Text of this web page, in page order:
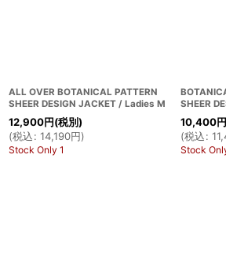
ALL OVER BOTANICAL PATTERN
SHEER DESIGN JACKET / Ladies M
12,900円(税別)
(税込: 14,190円)
Stock Only 1
SHEER
10,400円
(税込:
Stock